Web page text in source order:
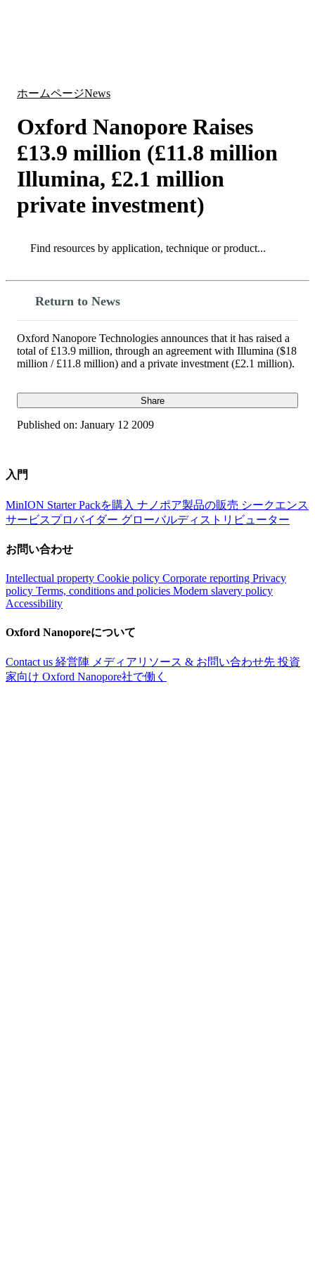
ホームページNews
Oxford Nanopore Raises
£13.9 million (£11.8 million
Illumina, £2.1 million
private investment)
Search
Return to News
Oxford Nanopore Technologies announces that it has raised a
total of £13.9 million, through an agreement with Illumina ($18
million / £11.8 million) and a private investment (£2.1 million).
Share
Published on: January 12 2009
入門
MinION Starter Packを購入 ナノポア製品の販売 シークエンス
サービスプロバイダー グローバルディストリビューター
お問い合わせ
Intellectual property Cookie policy Corporate reporting Privacy
policy Terms, conditions and policies Modern slavery policy
Accessibility
Oxford Nanoporeについて
Contact us 経営陣 メディアリソース & お問い合わせ先 投資
家向け Oxford Nanopore社で働く